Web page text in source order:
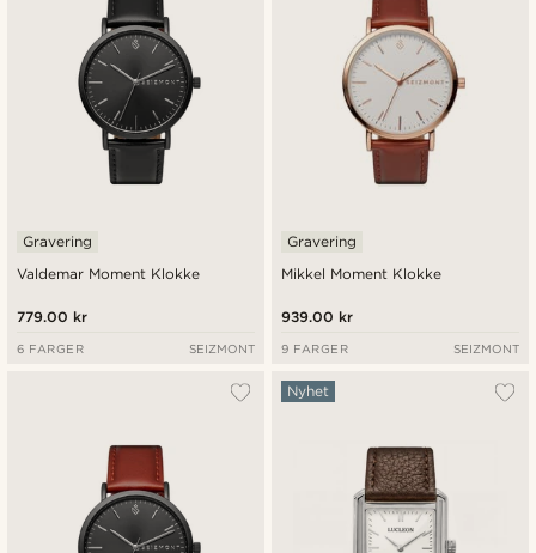
Valdemar Moment Klokke
Gravering
779.00 kr
6 FARGER SEIZMONT
Mikkel Moment Klokke
Gravering
939.00 kr
9 FARGER SEIZMONT
Nyhet